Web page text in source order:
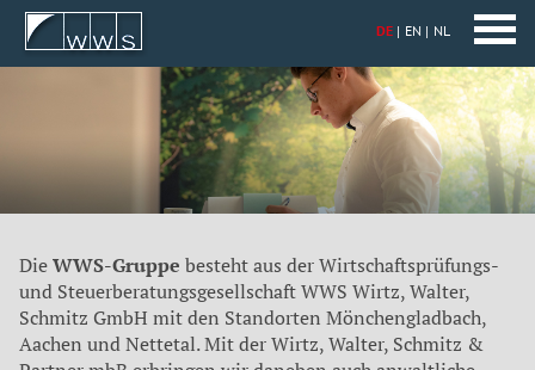
DE EN NL
DieWWS-Gruppe besteht aus der Wirtschaftsprüfungs-
und Steuerberatungsgesellschaft WWS Wirtz, Walter,
Schmitz GmbH mit den Standorten Mönchengladbach,
Aachen und Nettetal. Mit der Wirtz, Walter, Schmitz &